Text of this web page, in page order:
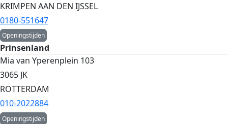
KRIMPEN AAN DEN IJSSEL
0180-551647
Openingstijden
Prinsenland
Mia van Yperenplein 103
3065 JK
ROTTERDAM
010-2022884
Openingstijden